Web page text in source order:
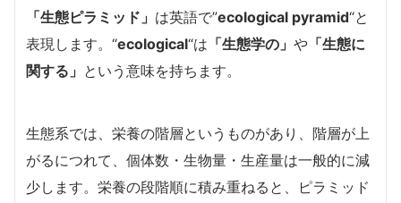
「生態ピラミッド」 は英語で”ecological pyramid“と
表現します。 “ecological“は 「生態学の」 や 「生態に
関する」 という意味を持ちます。
生態系では、栄養の階層というものがあり、階層が上
がるにつれて、個体数・生物量・生産量は一般的に減
少します。栄養の段階順に積み重ねると、ピラミッド